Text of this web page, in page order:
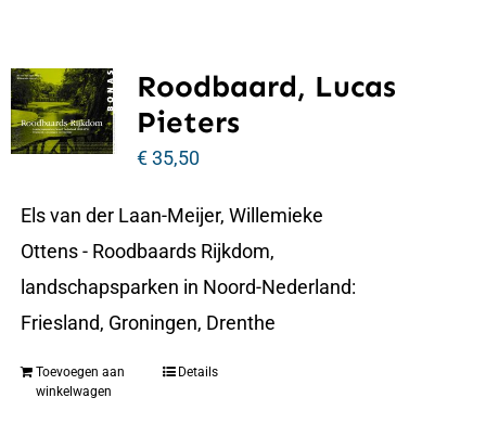
Roodbaard, Lucas
Pieters
€35,50
Els van der Laan-Meijer, Willemieke
Ottens - Roodbaards Rijkdom,
landschapsparken in Noord-Nederland:
Friesland, Groningen, Drenthe
Toevoegen aan
winkelwagen
Details